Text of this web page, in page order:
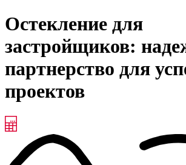
Остекление для
застройщиков:
партнерство для
проектов